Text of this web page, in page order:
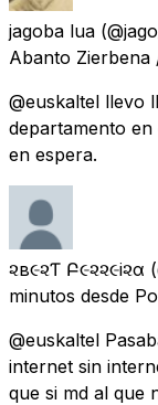
jagoba lua
Abanto
@euskaltel llevo
departamento en
en espera.
૨ѳв૯૨Ƭѳ Բ૯૨૨૯i૨α
minutos desde
@euskaltel
internet sin
que si md al que